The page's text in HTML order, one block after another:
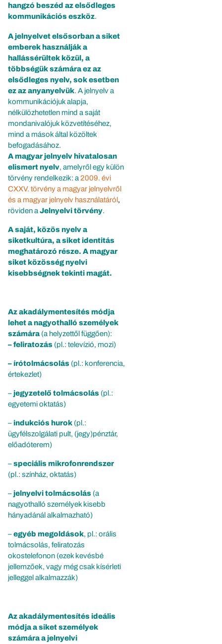
hangzó beszéd az elsődleges
kommunikációs eszköz.
A jelnyelvet elsősorban a siket
emberek használják a
hallássérültek közül, a
többségük számára ez az
elsődleges nyelv, sok esetben
ez az anyanyelvük. A jelnyelv a
kommunikációjuk alapja,
nélkülözhetetlen mind a saját
mondanivalójuk közvetítéséhez,
mind a mások által közöltek
befogadásához.
A magyar jelnyelv hivatalosan
elismert nyelv, amelyről egy külön
törvény rendelkezik: a 2009. évi
CXXV. törvénya magyar jelnyelvről
és a magyar jelnyelv használatáról,
röviden a Jelnyelvi törvény.
A saját, közös nyelv a
siketkultúra, a siket identitás
meghatározó része. A magyar
siket közösség nyelvi
kisebbségnek tekinti magát.
Az akadálymentesítés módja
lehet a nagyothalló személyek
számára(a helyzettől függően):
– feliratozás (pl.: televízió, mozi)
– írótolmácsolás (pl.: konferencia,
értekezlet)
– jegyzetelő tolmácsolás (pl.:
egyetemi oktatás)
– indukciós hurok (pl.:
ügyfélszolgálati pult, (jegy)pénztár,
előadóterem)
–speciális mikrofonrendszer
(pl.: színház, oktatás)
– jelnyelvi tolmácsolás (a
nagyothalló személyek kisebb
hányadánál alkalmazható)
–egyéb megoldások, pl.: orális
tolmácsolás, feliratozás
okostelefonon (ezek kevésbé
jellemzőek, vagy még csak kísérleti
jelleggel alkalmazzák)
Az akadálymentesítés ideális
módja a siket személyek
számára a jelnyelvi